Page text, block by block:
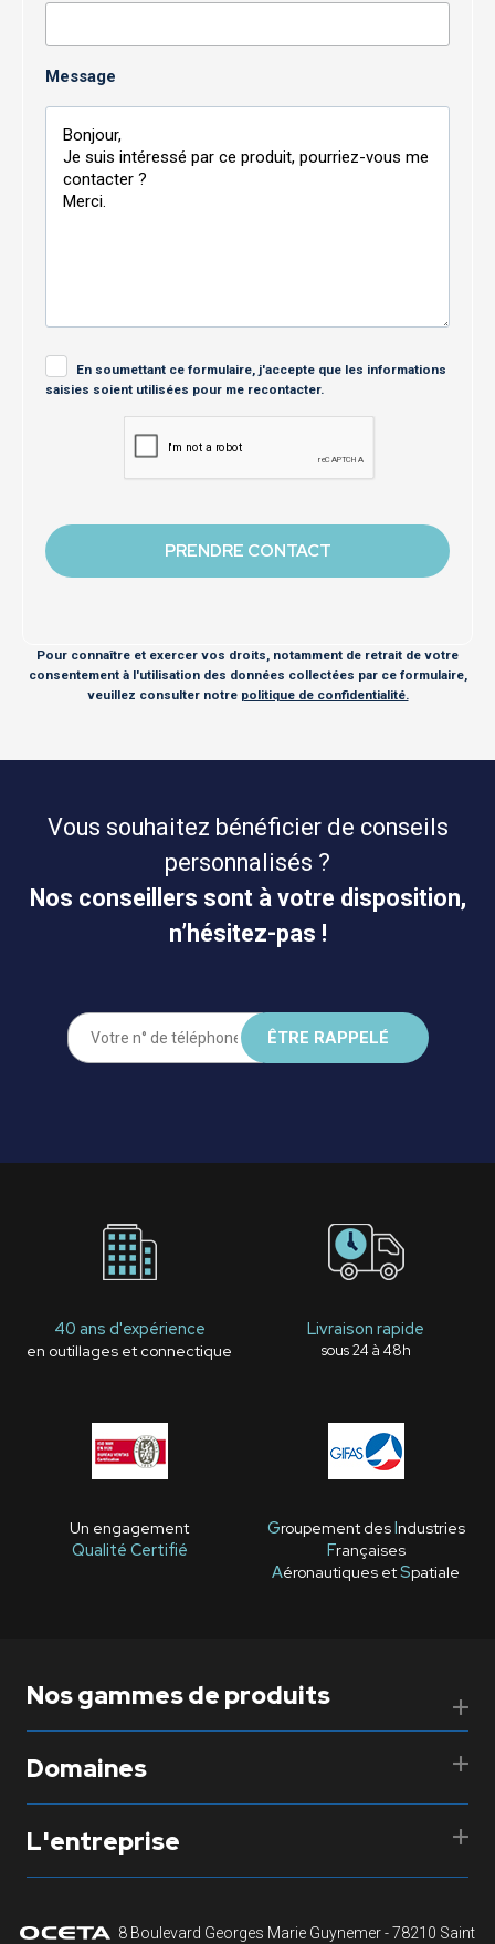
Message
En soumettant ce formulaire, j'accepte que les informations
saisies soient utilisées pour me recontacter.
Pour connaître et exercer vos droits, notamment de retrait de votre
consentement à l'utilisation des données collectées par ce formulaire,
veuillez consulter notre politique de confidentialité.
Vous souhaitez bénéficier de conseils
personnalisés ?
Nos conseillers sont à votre disposition,
n’hésitez-pas !
40 ans d'expérience
en outillages et connectique
Livraison rapide
sous 24 à 48h
Un engagement
Qualité Certifié
Groupement desIndustries
Françaises
Aéronautiques etSpatiale
Nos gammes de produits
Domaines
L'entreprise
8 Boulevard Georges Marie Guynemer - 78210 Saint